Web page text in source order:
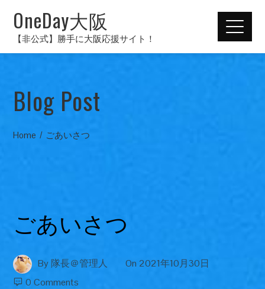
OneDay大阪
【非公式】勝手に大阪応援サイト！
Blog Post
Home ごあいさつ
ごあいさつ
By 隊長＠管理人 On 2021年10月30日
0 Comments